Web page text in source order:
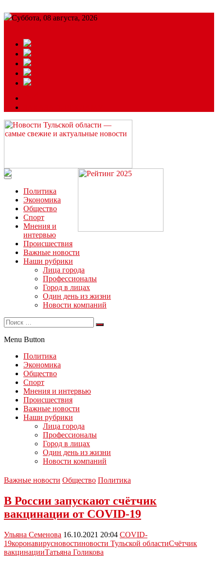
Суббота, 08 августа, 2026
Читайте последние новости дня в Тульской области на сайте
“ЗаНовомосковск”
Политика
Экономика
Общество
Спорт
Мнения и
интервью
Происшествия
Важные новости
Наши рубрики
Лица города
Профессионалы
Город в лицах
Один день из жизни
Новости компаний
Menu Button
Политика
Экономика
Общество
Спорт
Мнения и интервью
Происшествия
Важные новости
Наши рубрики
Лица города
Профессионалы
Город в лицах
Один день из жизни
Новости компаний
Важные новости Общество Политика
В России запускают счётчик
вакцинации от COVID-19
Ульяна Семенова 16.10.2021 20:04 COVID-
19коронавирусновостиновости Тульской областиСчётчик
вакцинацииТатьяна Голикова